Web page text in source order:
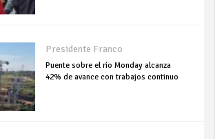
Presidente Franco
Puente sobre el río Monday alcanza
42% de avance con trabajos continuo